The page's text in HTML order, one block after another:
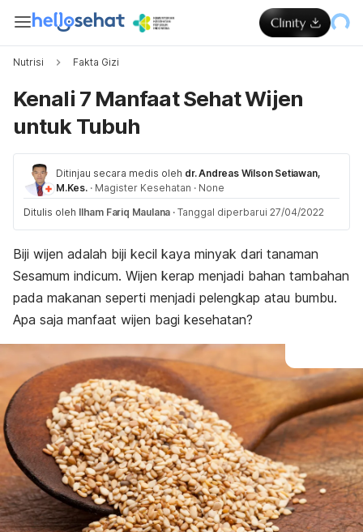
Nutrisi Fakta Gizi
Kenali 7 Manfaat Sehat Wijen
untuk Tubuh
Ditinjau secara medis oleh dr. Andreas Wilson Setiawan,
M.Kes. · Magister Kesehatan · None
Ditulis oleh Ilham Fariq Maulana · Tanggal diperbarui 27/04/2022
Biji wijen adalah biji kecil kaya minyak dari tanaman
Sesamum indicum. Wijen kerap menjadi bahan tambahan
pada makanan seperti menjadi pelengkap atau bumbu.
Apa saja manfaat wijen bagi kesehatan?